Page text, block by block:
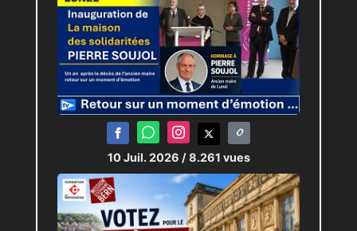
10 Juil. 2026 / 8.261 vues